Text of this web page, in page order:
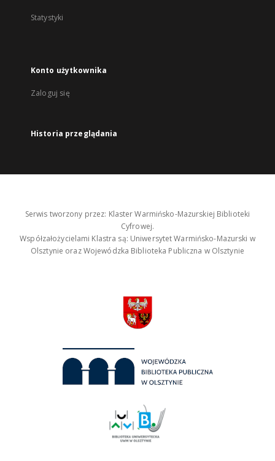
Statystyki
Konto użytkownika
Zaloguj się
Historia przeglądania
Serwis tworzony przez: Klaster Warmińsko-Mazurskiej Biblioteki
Cyfrowej.
Współzałożycielami Klastra są: Uniwersytet Warmińsko-Mazurski w
Olsztynie oraz Wojewódzka Biblioteka Publiczna w Olsztynie